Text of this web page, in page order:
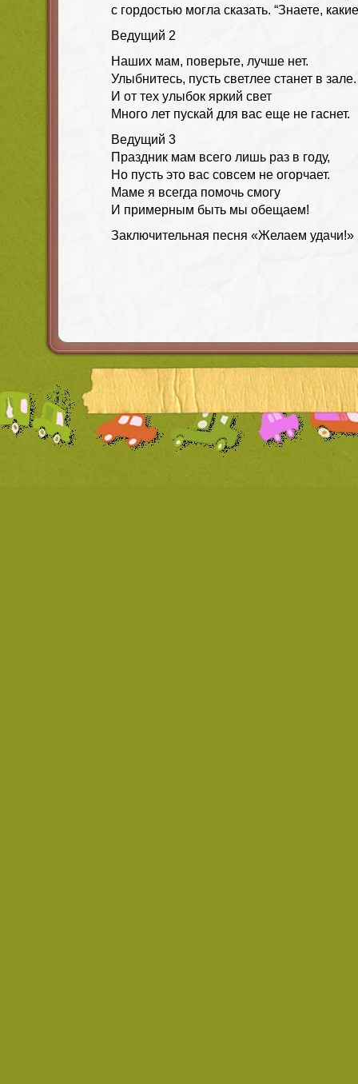
с гордостью могла сказать. “Знаете,
Ведущий 2
Наших мам, поверьте, лучше нет.
Улыбнитесь, пусть светлее станет в зале.
И от тех улыбок яркий свет
Много лет пускай для вас еще не гаснет.
Ведущий 3
Праздник мам всего лишь раз в году,
Но пусть это вас совсем не огорчает.
Маме я всегда помочь смогу
И примерным быть мы обещаем!
Заключительная песня «Желаем удачи!»